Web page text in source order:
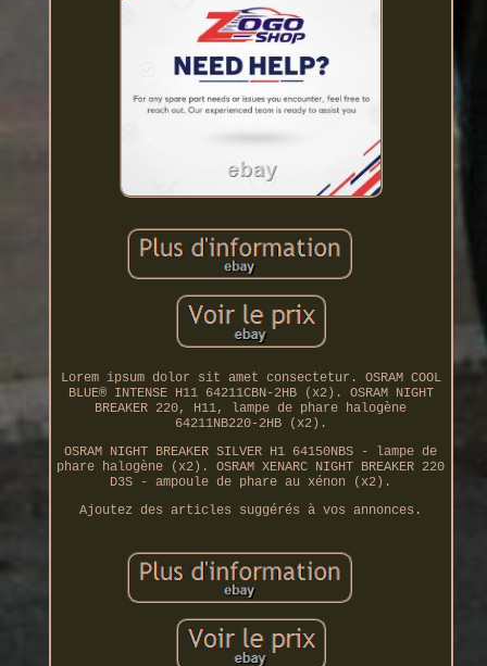
Lorem ipsum dolor sit amet consectetur. OSRAM COOL
BLUE® INTENSE H11 64211CBN-2HB (x2). OSRAM NIGHT
BREAKER 220, H11, lampe de phare halogène
64211NB220-2HB (x2).
OSRAM NIGHT BREAKER SILVER H1 64150NBS - lampe de
phare halogène (x2). OSRAM XENARC NIGHT BREAKER 220
D3S - ampoule de phare au xénon (x2).
Ajoutez des articles suggérés à vos annonces.